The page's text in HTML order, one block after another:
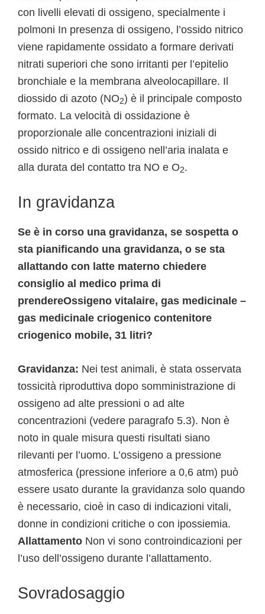
con livelli elevati di ossigeno, specialmente i
polmoni In presenza di ossigeno, l’ossido nitrico
viene rapidamente ossidato a formare derivati
nitrati superiori che sono irritanti per l’epitelio
bronchiale e la membrana alveolocapillare. Il
diossido di azoto (NO2) è il principale composto
formato. La velocità di ossidazione è
proporzionale alle concentrazioni iniziali di
ossido nitrico e di ossigeno nell’aria inalata e
alla durata del contatto tra NO e O2.
In gravidanza
Se è in corso una gravidanza, se sospetta o
sta pianificando una gravidanza, o se sta
allattando con latte materno chiedere
consiglio al medico prima di
prendereOssigeno vitalaire, gas medicinale –
gas medicinale criogenico contenitore
criogenico mobile, 31 litri?
Gravidanza: Nei test animali, è stata osservata
tossicità riproduttiva dopo somministrazione di
ossigeno ad alte pressioni o ad alte
concentrazioni (vedere paragrafo 5.3). Non è
noto in quale misura questi risultati siano
rilevanti per l’uomo. L’ossigeno a pressione
atmosferica (pressione inferiore a 0,6 atm) può
essere usato durante la gravidanza solo quando
è necessario, cioè in caso di indicazioni vitali,
donne in condizioni critiche o con ipossiemia.
Allattamento Non vi sono controindicazioni per
l’uso dell’ossigeno durante l’allattamento.
Sovradosaggio